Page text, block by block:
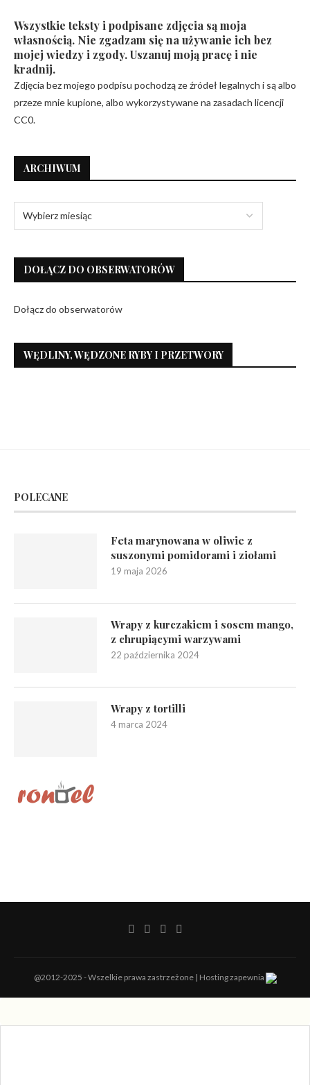
Wszystkie teksty i podpisane zdjęcia są moja
własnością. Nie zgadzam się na używanie ich bez
mojej wiedzy i zgody. Uszanuj moją pracę i nie
kradnij.
Zdjęcia bez mojego podpisu pochodzą ze źródeł legalnych i są albo
przeze mnie kupione, albo wykorzystywane na zasadach licencji
CC0.
ARCHIWUM
DOŁĄCZ DO OBSERWATORÓW
Dołącz do obserwatorów
WĘDLINY, WĘDZONE RYBY I PRZETWORY
POLECANE
Feta marynowana w oliwie z
suszonymi pomidorami i ziołami
19 maja 2026
Wrapy z kurczakiem i sosem mango,
z chrupiącymi warzywami
22 października 2024
Wrapy z tortilli
4 marca 2024
@2012-2025 - Wszelkie prawa zastrzeżone | Hosting zapewnia